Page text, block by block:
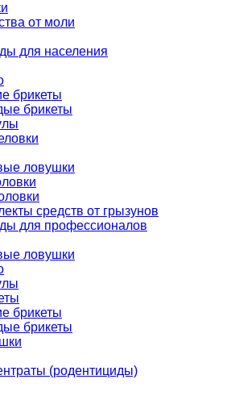
от моли
для населения
брикеты
брикеты
ловушки
средств от грызунов
для профессионалов
ловушки
брикеты
брикеты
(родентициды)